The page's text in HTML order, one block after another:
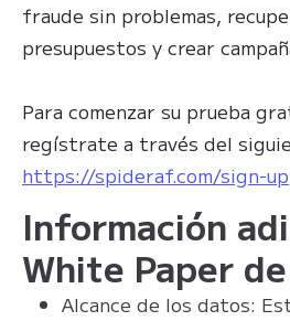
fraude sin problemas,
presupuestos y crear
Para comenzar su prueba
regístrate a través del
https://spideraf.com/sign-up
Información
White Paper
Alcance de los datos: